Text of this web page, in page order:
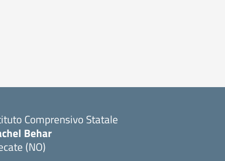
Comprensivo Statale
Behar
(NO)